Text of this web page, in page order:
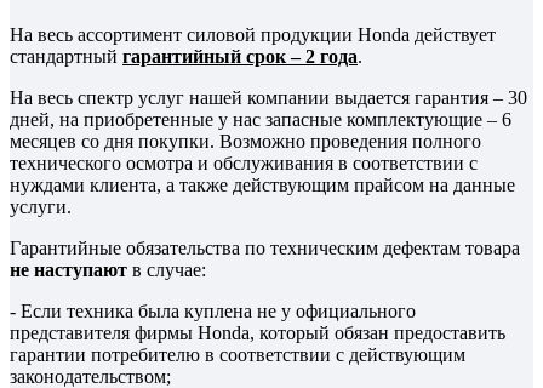
На весь ассортимент силовой продукции Honda действует
стандартный гарантийный срок – 2 года.
На весь спектр услуг нашей компании выдается гарантия – 30
дней, на приобретенные у нас запасные комплектующие – 6
месяцев со дня покупки. Возможно проведения полного
технического осмотра и обслуживания в соответствии с
нуждами клиента, а также действующим прайсом на данные
услуги.
Гарантийные обязательства по техническим дефектам товара
не наступают в случае:
- Если техника была куплена не у официального
представителя фирмы Honda, который обязан предоставить
гарантии потребителю в соответствии с действующим
законодательством;